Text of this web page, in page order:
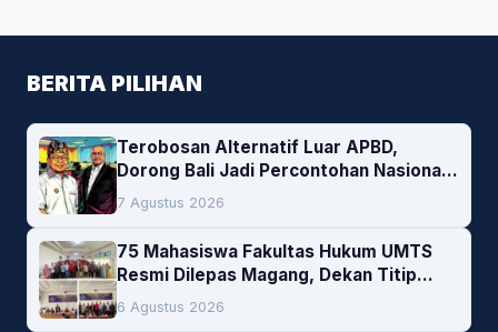
BERITA PILIHAN
Terobosan Alternatif Luar APBD,
Dorong Bali Jadi Percontohan Nasional
Pembiayaan Daerah
7 Agustus 2026
75 Mahasiswa Fakultas Hukum UMTS
Resmi Dilepas Magang, Dekan Titip
Empat Pesan Penting
6 Agustus 2026